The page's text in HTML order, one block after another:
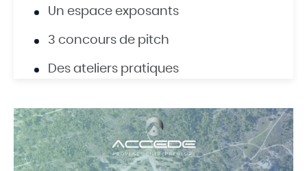
Un espace exposants
3 concours de pitch
Des ateliers pratiques